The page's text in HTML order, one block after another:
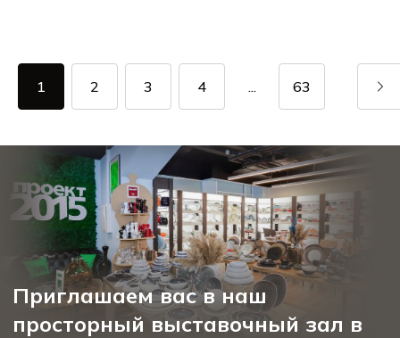
1 2 3 4 ... 63
Приглашаем вас в наш
просторный выставочный зал в